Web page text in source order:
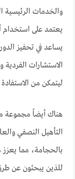
والخدمات الرئيسية
يعتمد على
يساعد في تحفيز
الاستشارات
ليتمكن من
هناك أيضاً مجموعة
التأهيل النصفي
بالحجامة، مما يعزز
للذين يبحثون عن